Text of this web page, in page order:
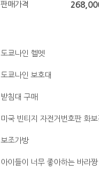
판매가격
도쿄나인 헬멧
도쿄나인 보호대
받침대 구매
미국 빈티지 자전거번호판 화보
보조가방
아이들이 너무 좋아하는 바라짱